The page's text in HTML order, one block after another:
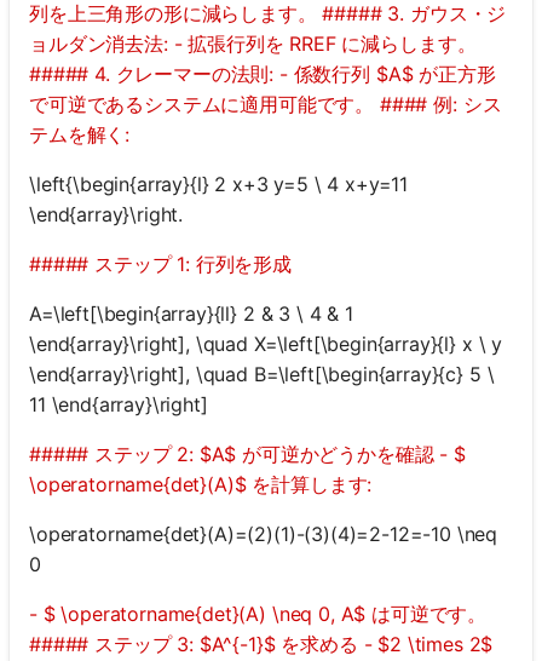
列を上三角形の形に減らします。 ##### 3. ガウス・ジ
ョルダン消去法: - 拡張行列を RREF に減らします。
##### 4. クレーマーの法則: - 係数行列 $A$ が正方形
で可逆であるシステムに適用可能です。 #### 例: シス
テムを解く:
\left{\begin{array}{l} 2 x+3 y=5 \ 4 x+y=11
\end{array}\right.
##### ステップ 1: 行列を形成
A=\left[\begin{array}{ll} 2 & 3 \ 4 & 1
\end{array}\right], \quad X=\left[\begin{array}{l} x \ y
\end{array}\right], \quad B=\left[\begin{array}{c} 5 \
11 \end{array}\right]
##### ステップ 2: $A$ が可逆かどうかを確認 - $
\operatorname{det}(A)$ を計算します:
\operatorname{det}(A)=(2)(1)-(3)(4)=2-12=-10 \neq
0
- $ \operatorname{det}(A) \neq 0, A$ は可逆です。
##### ステップ 3: $A^{-1}$ を求める - $2 \times 2$